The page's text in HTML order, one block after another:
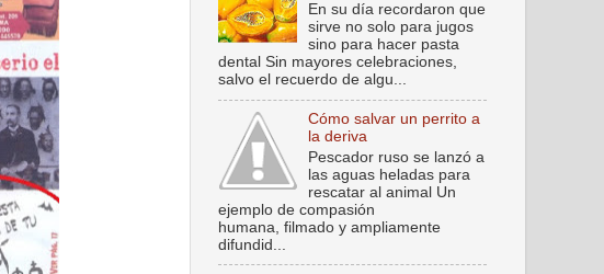
En su día recordaron que
sirve no solo para jugos
sino para hacer pasta
dental Sin mayores celebraciones,
salvo el recuerdo de algu...
Cómo salvar un perrito a
la deriva
Pescador ruso se lanzó a
las aguas heladas para
rescatar al animal Un
ejemplo de compasión
humana, filmado y ampliamente
difundid...